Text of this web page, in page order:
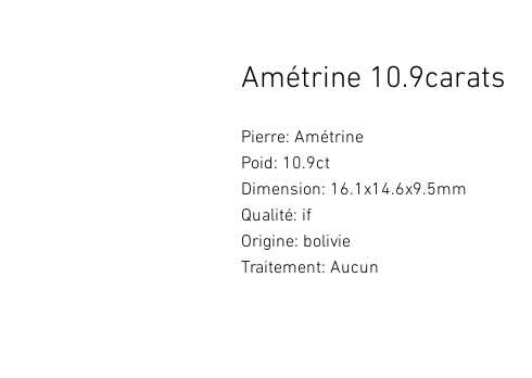
Amétrine 10.9carats
Pierre: Amétrine
Poid: 10.9ct
Dimension: 16.1x14.6x9.5mm
Qualité: if
Origine: bolivie
Traitement: Aucun